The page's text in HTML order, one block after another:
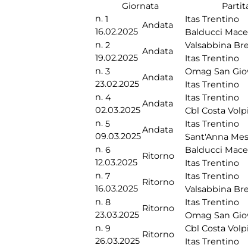
Giornata
n. 1
16.02.2025
Andata
Itas Trentino
Balducci
n. 2
19.02.2025
Andata
Valsabbina
Itas Trentino
n. 3
23.02.2025
Andata
Omag San
Itas Trentino
n. 4
02.03.2025
Andata
Itas Trentino
Cbl Costa
n. 5
09.03.2025
Andata
Itas Trentino
Sant'Anna
n. 6
12.03.2025
Ritorno
Balducci
Itas Trentino
n. 7
16.03.2025
Ritorno
Itas Trentino
Valsabbina
n. 8
23.03.2025
Ritorno
Itas Trentino
Omag San
n. 9
26.03.2025
Ritorno
Cbl Costa
Itas Trentino